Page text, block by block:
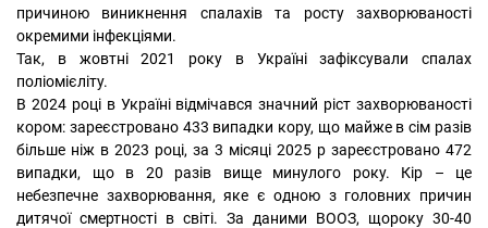
причиною виникнення спалахів та росту захворюваності
окремими інфекціями.
Так, в жовтні 2021 року в Україні зафіксували спалах
поліомієліту.
В 2024 році в Україні відмічався значний ріст захворюваності
кором: зареєстровано 433 випадки кору, що майже в сім разів
більше ніж в 2023 році, за 3 місяці 2025 р зареєстровано 472
випадки, що в 20 разів вище минулого року. Кір – це
небезпечне захворювання, яке є одною з головних причин
дитячої смертності в світі. За даними ВООЗ, щороку 30-40